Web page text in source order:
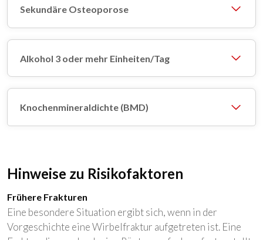
Sekundäre Osteoporose
Alkohol 3 oder mehr Einheiten/Tag
Knochenmineraldichte (BMD)
Hinweise zu Risikofaktoren
Frühere Frakturen
Eine besondere Situation ergibt sich, wenn in der
Vorgeschichte eine Wirbelfraktur aufgetreten ist. Eine